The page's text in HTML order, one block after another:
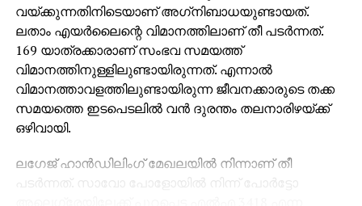
വയ്ക്കുന്നതിനിടെയാണ് അഗ്‌നിബാധയുണ്ടായത്.
ലതാം എയര്‍ലൈന്റെ വിമാനത്തിലാണ് തീ പടര്‍ന്നത്.
169 യാത്രക്കാരാണ് സംഭവ സമയത്ത്
വിമാനത്തിനുള്ളിലുണ്ടായിരുന്നത്. എന്നാല്‍
വിമാനത്താവളത്തിലുണ്ടായിരുന്ന ജീവനക്കാരുടെ തക്ക
സമയത്തെ ഇടപെടലില്‍ വന്‍ ദുരന്തം തലനാരിഴയ്ക്ക്
ഒഴിവായി.
ലഗേജ് ഹാന്‍ഡിലിംഗ് മേഖലയില്‍ നിന്നാണ് തീ
പടര്‍ന്നത്. സാവോ പോളോയില്‍ നിന്ന് പോര്‍ട്ടോ